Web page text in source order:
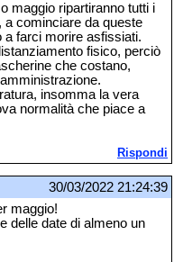
maggio ripartiranno tutti i
a cominciare da queste
farci morire asfissiati.
fisico, perciò
che costano,
insomma la vera
normalità che piace a
Rispondi
30/03/2022 21:24:39
maggio!
delle date di almeno un